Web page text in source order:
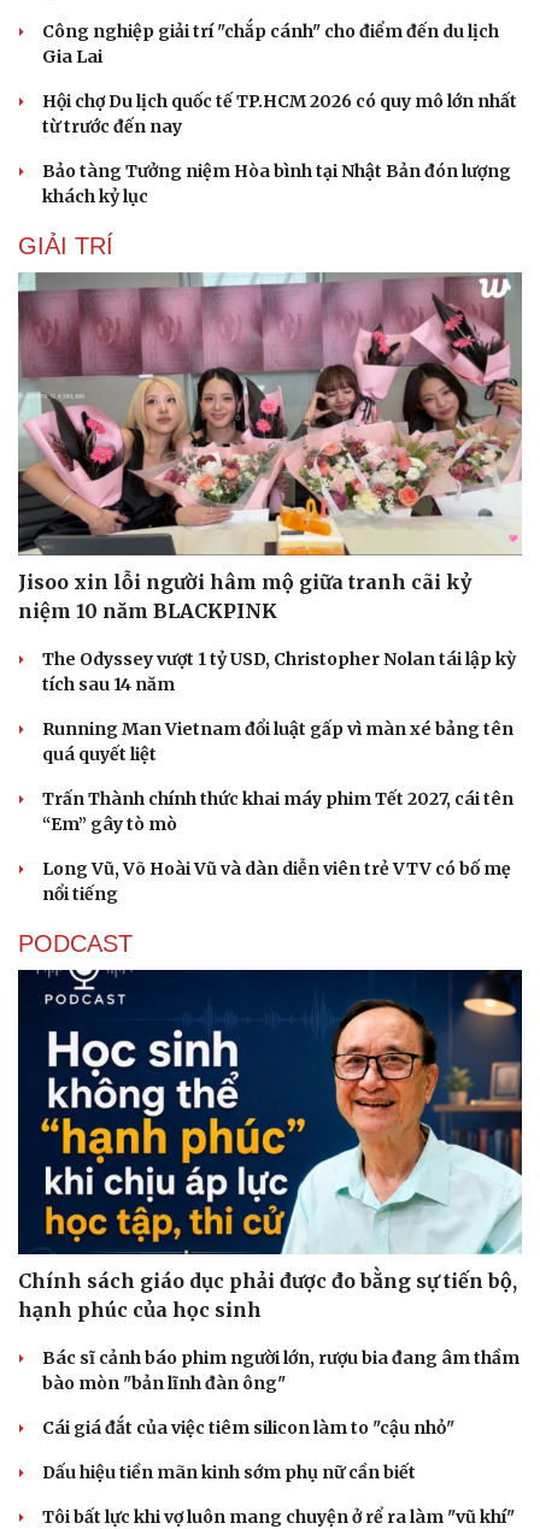
Cải chính
Công nghiệp giải trí "chắp cánh" cho điểm đến du lịch
Gia Lai
Hội chợ Du lịch quốc tế TP.HCM 2026 có quy mô lớn nhất
từ trước đến nay
Bảo tàng Tưởng niệm Hòa bình tại Nhật Bản đón lượng
khách kỷ lục
GIẢI TRÍ
Jisoo xin lỗi người hâm mộ giữa tranh cãi kỷ
niệm 10 năm BLACKPINK
The Odyssey vượt 1 tỷ USD, Christopher Nolan tái lập kỳ
tích sau 14 năm
Running Man Vietnam đổi luật gấp vì màn xé bảng tên
quá quyết liệt
Trấn Thành chính thức khai máy phim Tết 2027, cái tên
“Em” gây tò mò
Long Vũ, Võ Hoài Vũ và dàn diễn viên trẻ VTV có bố mẹ
nổi tiếng
PODCAST
Chính sách giáo dục phải được đo bằng sự tiến bộ,
hạnh phúc của học sinh
Bác sĩ cảnh báo phim người lớn, rượu bia đang âm thầm
bào mòn "bản lĩnh đàn ông"
Cái giá đắt của việc tiêm silicon làm to "cậu nhỏ"
Dấu hiệu tiền mãn kinh sớm phụ nữ cần biết
Tôi bất lực khi vợ luôn mang chuyện ở rể ra làm "vũ khí"